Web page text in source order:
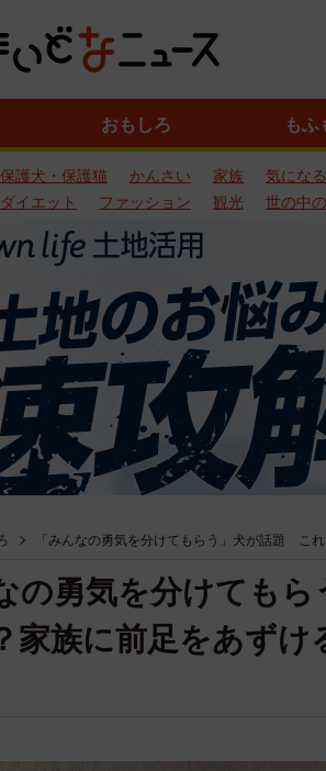
おもしろ もふ
保護犬・保護猫 かんさい 家族 気になる
ダイエット
ファッション 観光 世の中
「みんなの勇気を分けてもらう」犬が話題 こ
の勇気を分けても
家族に前足をあずけ